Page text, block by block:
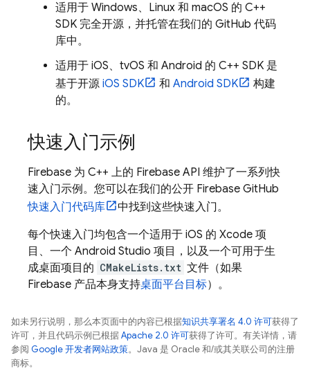
适用于 Windows、Linux 和 macOS 的 C++
SDK 完全开源，并托管在我们的 GitHub 代码
库中。
适用于 iOS、tvOS 和 Android 的 C++ SDK 是
基于开源 iOS SDK 和 Android SDK
构建
的。
快速入门示例
Firebase 为 C++ 上的 Firebase API 维护了一系列快
速入门示例。您可以在我们的公开 Firebase GitHub
快速入门代码库
中找到这些快速入门。
每个快速入门均包含一个适用于 iOS 的 Xcode 项
目、一个 Android Studio 项目，以及一个可用于生
成桌面项目的 CMakeLists.txt 文件（如果
Firebase 产品本身支持桌面平台目标）。
如未另行说明，那么本页面中的内容已根据知识共享署名 4.0 许可获得了
许可，并且代码示例已根据Apache 2.0 许可获得了许可。有关详情，请
参阅 Google 开发者网站政策。Java 是 Oracle 和/或其关联公司的注册
商标。